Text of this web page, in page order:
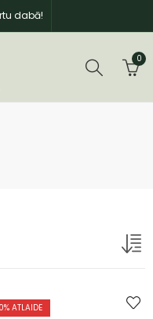
dabā!
0
% ATLAIDE